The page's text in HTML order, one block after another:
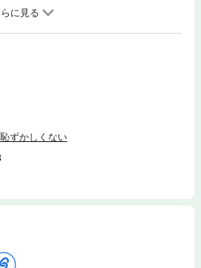
つけていく――。勉強の本当の意味は？
気持ちで感じ、やさしい気持ちいっぱい
載。
ずかしくない